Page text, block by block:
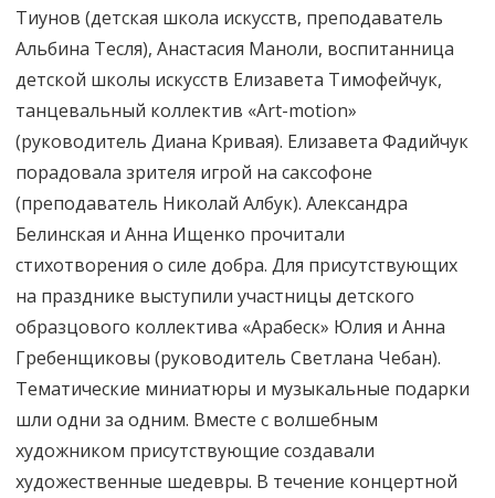
Тиунов (детская школа искусств, преподаватель
Альбина Тесля), Анастасия Маноли, воспитанница
детской школы искусств Елизавета Тимофейчук,
танцевальный коллектив «Art-motion»
(руководитель Диана Кривая). Елизавета Фадийчук
порадовала зрителя игрой на саксофоне
(преподаватель Николай Албук). Александра
Белинская и Анна Ищенко прочитали
стихотворения о силе добра. Для присутствующих
на празднике выступили участницы детского
образцового коллектива «Арабеск» Юлия и Анна
Гребенщиковы (руководитель Светлана Чебан).
Тематические миниатюры и музыкальные подарки
шли одни за одним. Вместе с волшебным
художником присутствующие создавали
художественные шедевры. В течение концертной